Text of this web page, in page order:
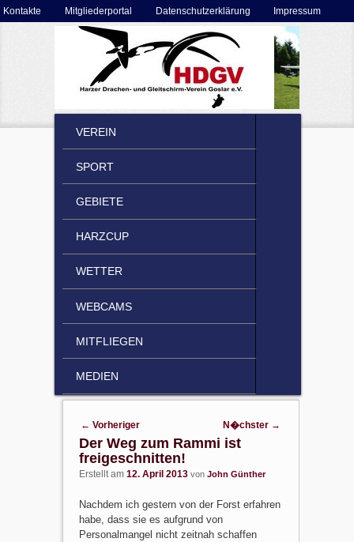
Secondary menu
Skip to primary content
Skip to secondary content
Kontakte Mitgliederportal Datenschutzerklärung Impressum
SKIP TO PRIMARY CONTENT
SKIP TO SECONDARY CONTENT
VEREIN
SPORT
GEBIETE
HARZCUP
WETTER
WEBCAMS
MITFLIEGEN
MEDIEN
Post navigation
← Vorheriger N�chster →
Der Weg zum Rammi ist
freigeschnitten!
Erstellt am 12. April 2013 von John Günther
Nachdem ich gestern von der Forst erfahren
habe, dass sie es aufgrund von
Personalmangel nicht zeitnah schaffen